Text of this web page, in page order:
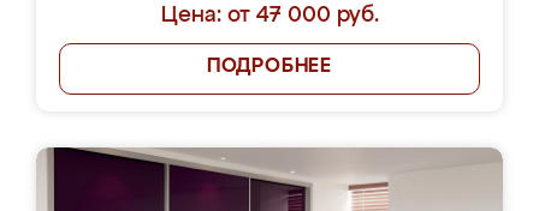
Цена: от 47 000 руб.
ПОДРОБНЕЕ